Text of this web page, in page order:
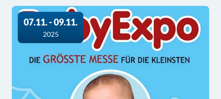
07.11. - 09.11.
2025